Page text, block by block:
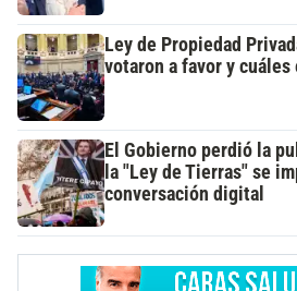
Ley de Propiedad
votaron a favor y cuáles
El Gobierno perdió la
la "Ley de Tierras" se
conversación digital